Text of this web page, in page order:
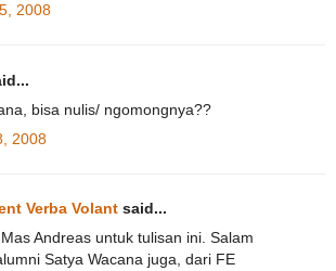
2008
bisa nulis/ ngomongnya??
2008
Verba Volant said...
Andreas untuk tulisan ini. Salam
Satya Wacana juga, dari FE